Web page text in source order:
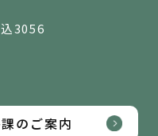
3056
のご案内